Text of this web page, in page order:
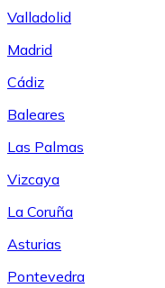
Valladolid
Madrid
Cádiz
Baleares
Las Palmas
Vizcaya
La Coruña
Asturias
Pontevedra